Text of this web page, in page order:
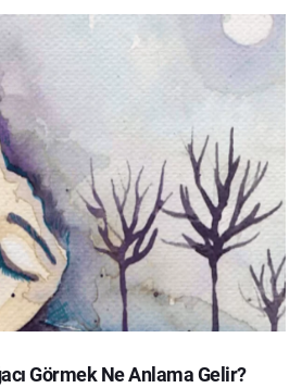
Görmek Ne Anlama Gelir?